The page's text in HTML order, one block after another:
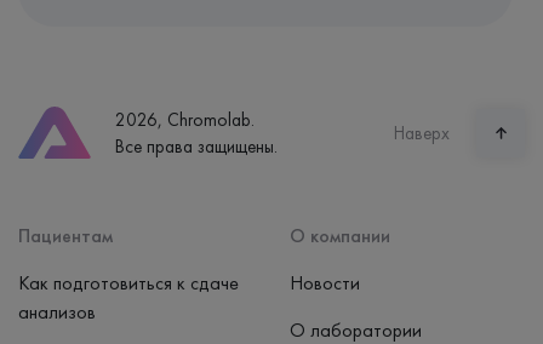
Часы работы
пн-вс: 7:30-15:00
2026, Chromolab.
Все права защищены.
Наверх
Пациентам
Как подготовиться к сдаче
анализов
О компании
Новости
О лаборатории